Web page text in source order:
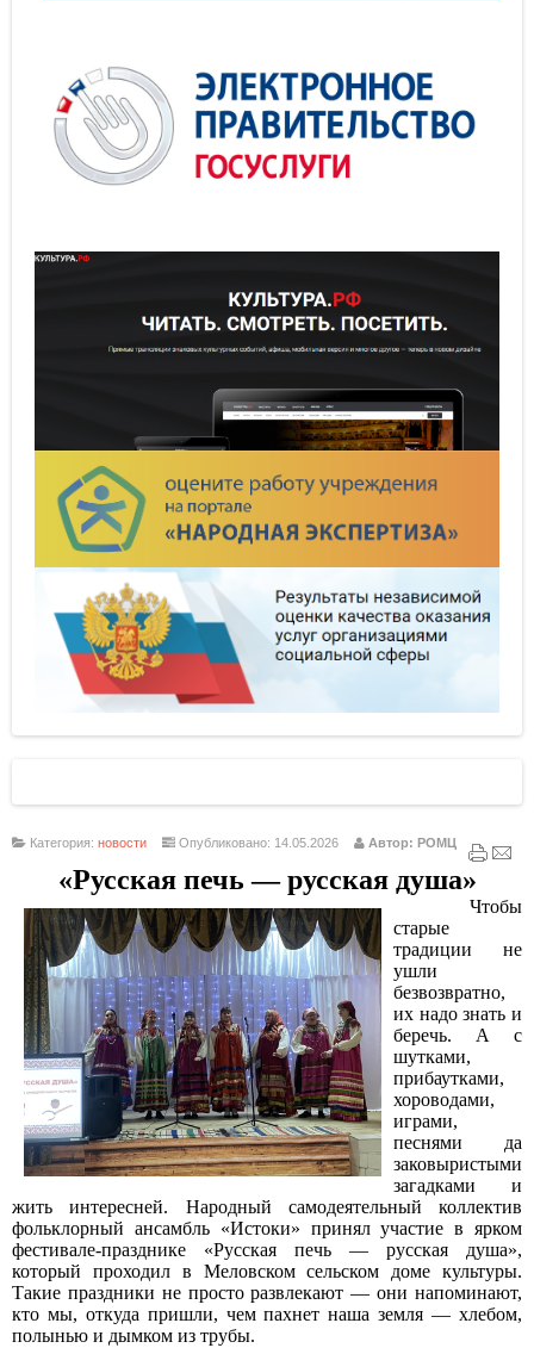
Категория: новости Опубликовано: 14.05.2026 Автор: РОМЦ
«Русская печь — русская душа»
Чтобы
старые
традиции не
ушли
безвозвратно,
их надо знать и
беречь. А с
шутками,
прибаутками,
хороводами,
играми,
песнями да
заковыристыми
загадками и
жить интересней.
Народный самодеятельный коллектив
фольклорный ансамбль «Истоки» принял участие в ярком
фестивале-празднике «Русская печь — русская душа»,
который проходил в Меловском сельском доме культуры.
Такие праздники не просто развлекают — они напоминают,
кто мы, откуда пришли, чем пахнет наша земля — хлебом,
полынью и дымком из трубы.